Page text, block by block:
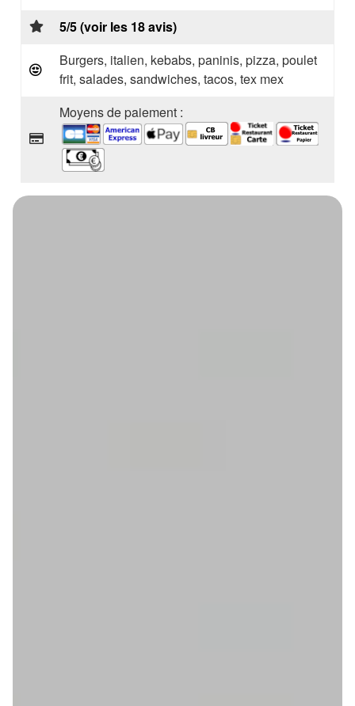
5/5 (voir les 18 avis)
Burgers, italien, kebabs, paninis, pizza, poulet
frit, salades, sandwiches, tacos, tex mex
Moyens de paiement :